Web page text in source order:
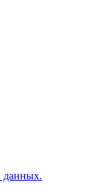
данных.